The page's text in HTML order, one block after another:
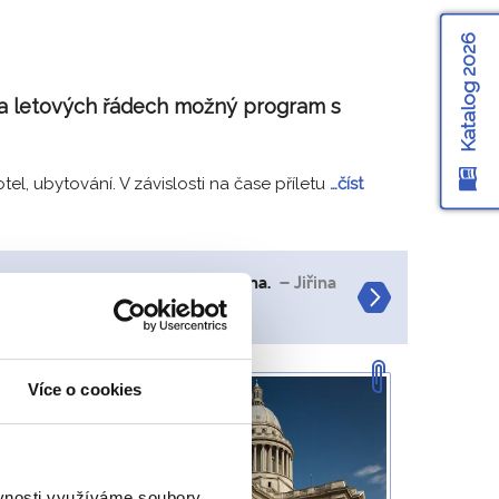
Více o cookies
letových řádech možný program s
ubytování. V závislosti na čase příletu …číst
Moulin Rouge, hrobka Napoleona. – Jiřina
Katalog 2026